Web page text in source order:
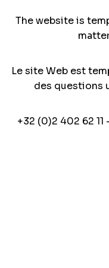
The website is
Le site Web est
des questions
+32 (0)2 402 62 11